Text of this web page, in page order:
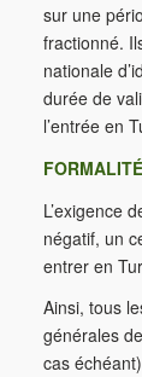
sur une
fractionné.
nationale
durée de
l’entrée en
L’exigence
négatif, un
entrer en
Ainsi, tous
générales
cas